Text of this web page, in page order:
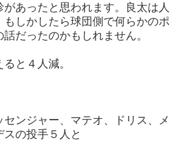
があったと思われます。良太は人
もしかしたら球団側で何らかのポ
だったのかもしれません。
と４人減。
ンジャー、マテオ、ドリス、メ
の投手５人と